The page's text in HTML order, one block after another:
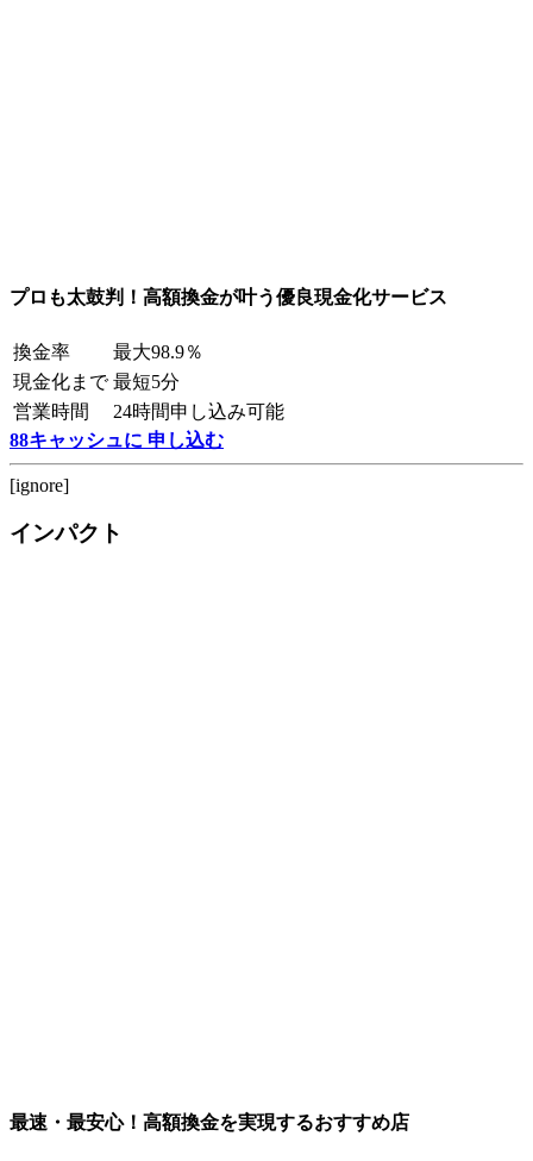
プロも太鼓判！高額換金が叶う優良現金化サービス
換金率
最大98.9％
現金化まで 最短5分
営業時間
24時間申し込み可能
88キャッシュに 申し込む
[ignore]
インパクト
最速・最安心！高額換金を実現するおすすめ店